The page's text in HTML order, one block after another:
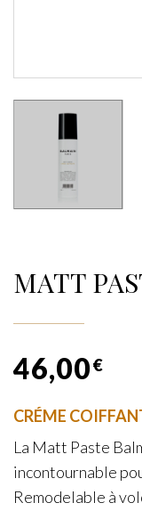
MATT
46,00€
CRÉME
La Matt Paste
incontournable
Remodelable à